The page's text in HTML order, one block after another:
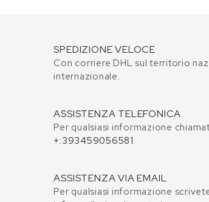
SPEDIZIONE VELOCE
Con corriere DHL sul territorio
internazionale.
ASSISTENZA TELEFONICA
Per qualsiasi informazione
+:393459056581
ASSISTENZA VIA EMAIL
Per qualsiasi informazione